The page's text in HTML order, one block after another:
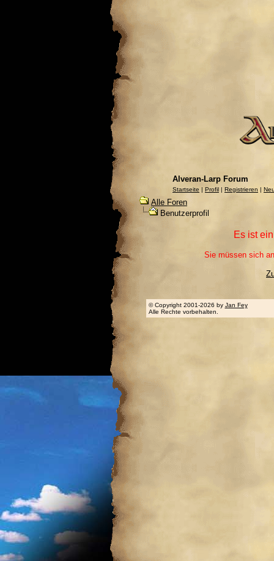
Alveran-Larp Forum
Startseite | Profil | Registrieren |
Alle Foren
Benutzerprofil
Es ist
Sie müssen sich
© Copyright 2001-2026 by Jan Fey
Alle Rechte vorbehalten.